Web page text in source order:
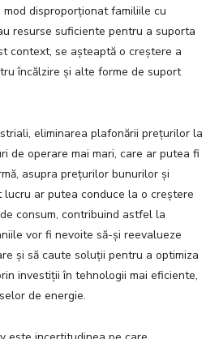
disproporționat familiile cu
resurse suficiente pentru a suporta
context, se așteaptă o creștere a
încălzire și alte forme de suport
eliminarea plafonării prețurilor la
de operare mai mari, care ar putea fi
asupra prețurilor bunurilor și
lucru ar putea conduce la o creștere
consum, contribuind astfel la
vor fi nevoite să-și reevalueze
și să caute soluții pentru a optimiza
investiții în tehnologii mai eficiente,
de energie.